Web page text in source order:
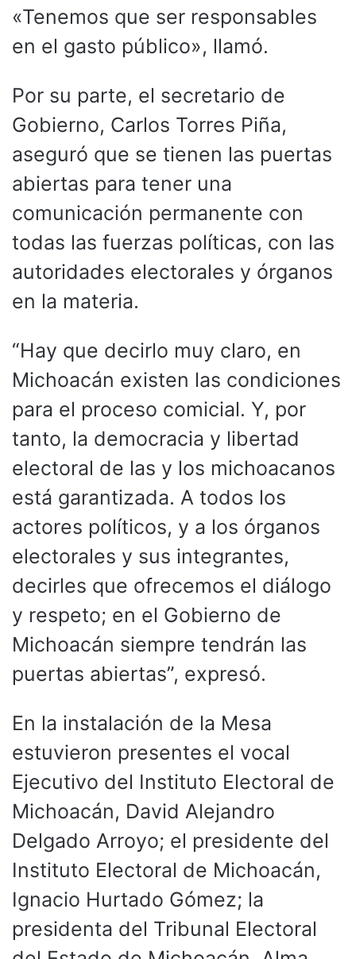
«Tenemos que ser responsables
en el gasto público», llamó.
Por su parte, el secretario de
Gobierno, Carlos Torres Piña,
aseguró que se tienen las puertas
abiertas para tener una
comunicación permanente con
todas las fuerzas políticas, con las
autoridades electorales y órganos
en la materia.
“Hay que decirlo muy claro, en
Michoacán existen las condiciones
para el proceso comicial. Y, por
tanto, la democracia y libertad
electoral de las y los michoacanos
está garantizada. A todos los
actores políticos, y a los órganos
electorales y sus integrantes,
decirles que ofrecemos el diálogo
y respeto; en el Gobierno de
Michoacán siempre tendrán las
puertas abiertas”, expresó.
En la instalación de la Mesa
estuvieron presentes el vocal
Ejecutivo del Instituto Electoral de
Michoacán, David Alejandro
Delgado Arroyo; el presidente del
Instituto Electoral de Michoacán,
Ignacio Hurtado Gómez; la
presidenta del Tribunal Electoral